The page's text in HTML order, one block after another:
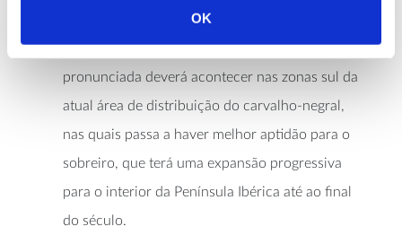
OK
cenário climático mais severo e ao período
temporal mais longínquo. A troca mais
pronunciada deverá acontecer nas zonas sul da
atual área de distribuição do carvalho-negral,
nas quais passa a haver melhor aptidão para o
sobreiro, que terá uma expansão progressiva
para o interior da Península Ibérica até ao final
do século.